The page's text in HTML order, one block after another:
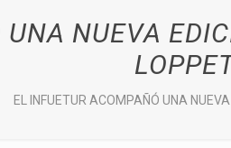
NUEVA
EL INFUETUR ACOMPAÑÓ UNA